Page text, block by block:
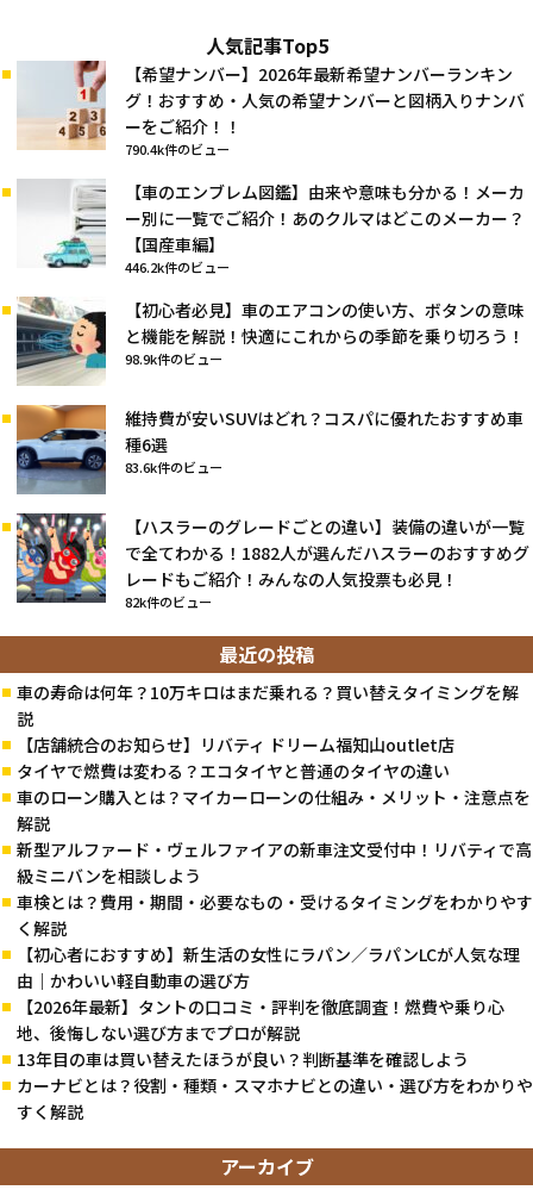
人気記事Top5
【希望ナンバー】2026年最新希望ナンバーランキン
グ！おすすめ・人気の希望ナンバーと図柄入りナンバ
ーをご紹介！！
790.4k件のビュー
【車のエンブレム図鑑】由来や意味も分かる！メーカ
ー別に一覧でご紹介！あのクルマはどこのメーカー？
【国産車編】
446.2k件のビュー
【初心者必見】車のエアコンの使い方、ボタンの意味
と機能を解説！快適にこれからの季節を乗り切ろう！
98.9k件のビュー
維持費が安いSUVはどれ？コスパに優れたおすすめ車
種6選
83.6k件のビュー
【ハスラーのグレードごとの違い】装備の違いが一覧
で全てわかる！1882人が選んだハスラーのおすすめグ
レードもご紹介！みんなの人気投票も必見！
82k件のビュー
最近の投稿
車の寿命は何年？10万キロはまだ乗れる？買い替えタイミングを解
説
【店舗統合のお知らせ】リバティ ドリーム福知山outlet店
タイヤで燃費は変わる？エコタイヤと普通のタイヤの違い
車のローン購入とは？マイカーローンの仕組み・メリット・注意点を
解説
新型アルファード・ヴェルファイアの新車注文受付中！リバティで高
級ミニバンを相談しよう
車検とは？費用・期間・必要なもの・受けるタイミングをわかりやす
く解説
【初心者におすすめ】新生活の女性にラパン／ラパンLCが人気な理
由｜かわいい軽自動車の選び方
【2026年最新】タントの口コミ・評判を徹底調査！燃費や乗り心
地、後悔しない選び方までプロが解説
13年目の車は買い替えたほうが良い？判断基準を確認しよう
カーナビとは？役割・種類・スマホナビとの違い・選び方をわかりや
すく解説
アーカイブ